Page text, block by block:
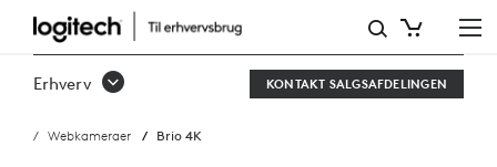
LOGITECH
BRIO
Erhverv KONTAKT SALGSAFDELINGEN
Webkameraer Brio 4K